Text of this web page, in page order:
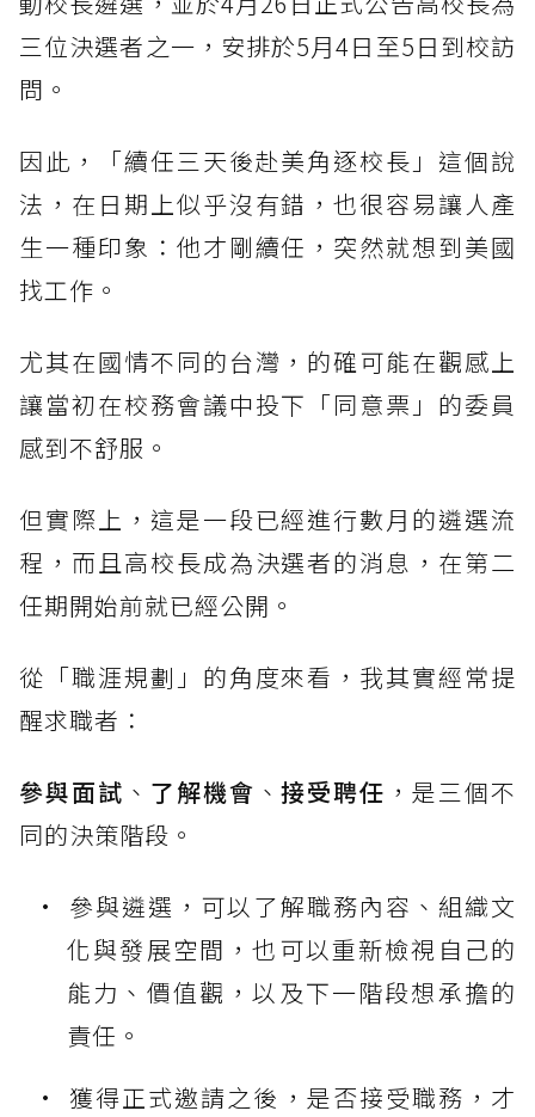
三位決選者之一，安排於5月4日至5日到校訪
問。
因此，「續任三天後赴美角逐校長」這個說
法，在日期上似乎沒有錯，也很容易讓人產
生一種印象：他才剛續任，突然就想到美國
找工作。
尤其在國情不同的台灣，的確可能在觀感上
讓當初在校務會議中投下「同意票」的委員
感到不舒服。
但實際上，這是一段已經進行數月的遴選流
程，而且高校長成為決選者的消息，在第二
任期開始前就已經公開。
從「職涯規劃」的角度來看，我其實經常提
醒求職者：
參與面試 、 了解機會 、接受聘任 ，是三個不
同的決策階段。
參與遴選，可以了解職務內容、組織文
化與發展空間，也可以重新檢視自己的
能力、價值觀，以及下一階段想承擔的
責任。
獲得正式邀請之後，是否接受職務，才